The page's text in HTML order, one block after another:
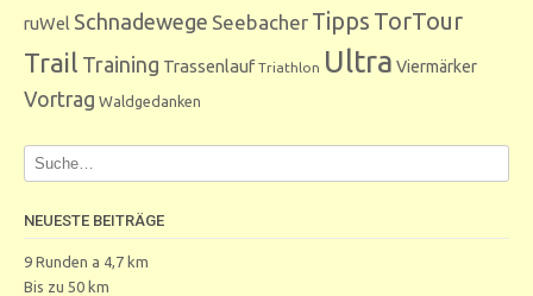
ruWel Schnadewege Seebacher Tipps TorTour
Trail Training Trassenlauf Triathlon Ultra Viermärker
Vortrag Waldgedanken
NEUESTE BEITRÄGE
9 Runden a 4,7 km
Bis zu 50 km